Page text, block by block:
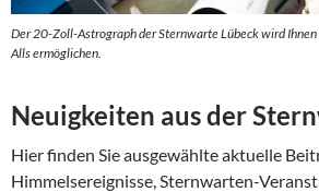
Der 20-Zoll-Astrograph der Sternwarte Lübeck wird
Alls ermöglichen.
Neuigkeiten aus der
Hier finden Sie ausgewählte aktuelle
Himmelsereignisse, Sternwarten-